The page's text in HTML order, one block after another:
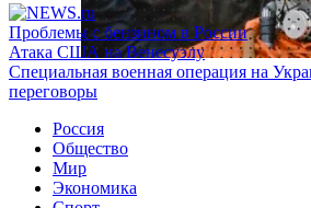
Проблемы с бензином в России
Атака США на Венесуэлу
Специальная военная операция на
переговоры
Россия
Общество
Мир
Экономика